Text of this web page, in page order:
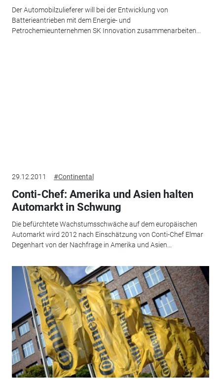
Der Automobilzulieferer will bei der Entwicklung von
Batterieantrieben mit dem Energie- und
Petrochemieunternehmen SK Innovation zusammenarbeiten...
29.12.2011 #Continental
Conti-Chef: Amerika und Asien halten
Automarkt in Schwung
Die befürchtete Wachstumsschwäche auf dem europäischen
Automarkt wird 2012 nach Einschätzung von Conti-Chef Elmar
Degenhart von der Nachfrage in Amerika und Asien...